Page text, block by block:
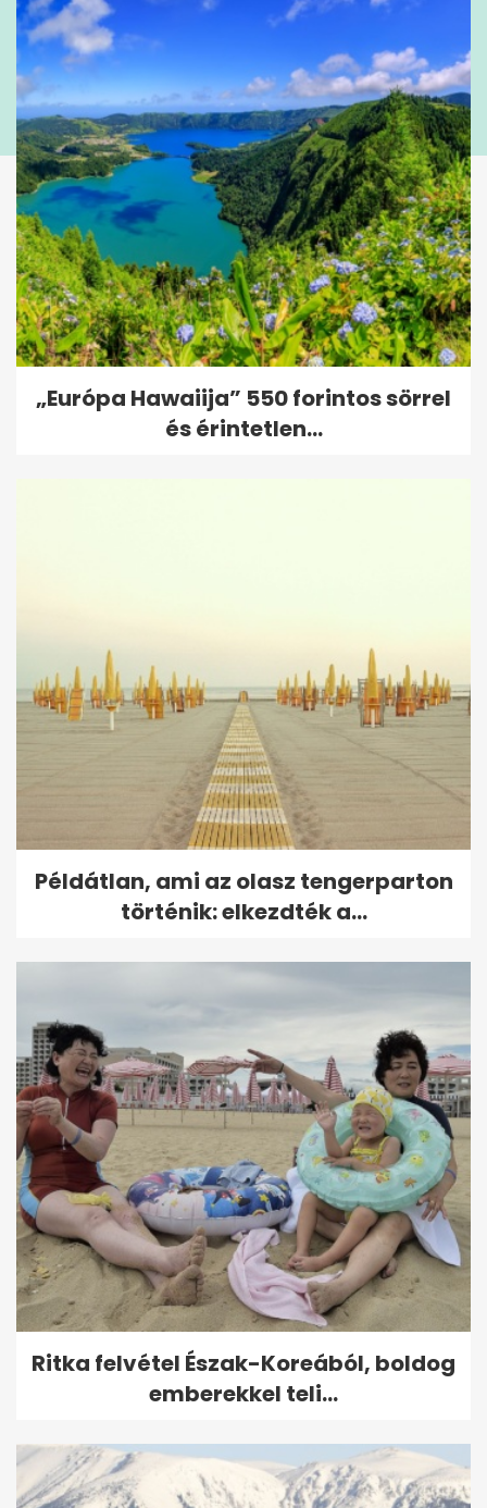
„Európa Hawaiija” 550 forintos sörrel
és érintetlen...
Példátlan, ami az olasz tengerparton
történik: elkezdték a...
Ritka felvétel Észak-Koreából, boldog
emberekkel teli...